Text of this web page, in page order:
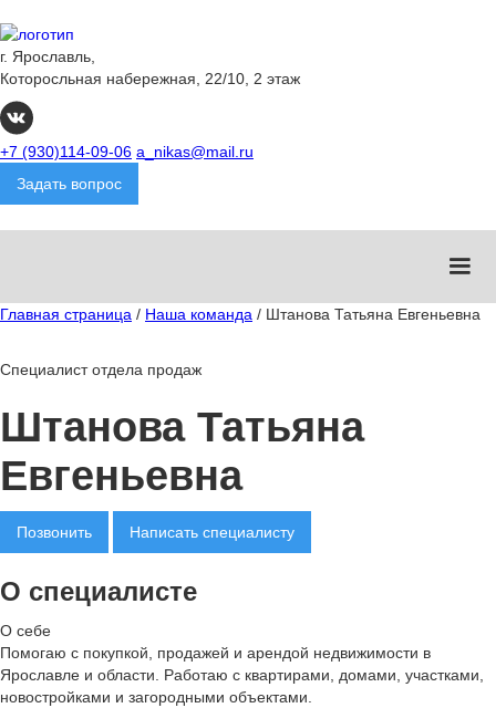
г. Ярославль,
Которосльная набережная, 22/10, 2 этаж
+7 (930)114-09-06 a_nikas@mail.ru
Задать вопрос
Главная страница / Наша команда / Штанова Татьяна Евгеньевна
Специалист отдела продаж
Штанова Татьяна
Евгеньевна
Позвонить Написать специалисту
О специалисте
О себе
Помогаю с покупкой, продажей и арендой недвижимости в
Ярославле и области. Работаю с квартирами, домами, участками,
новостройками и загородными объектами.